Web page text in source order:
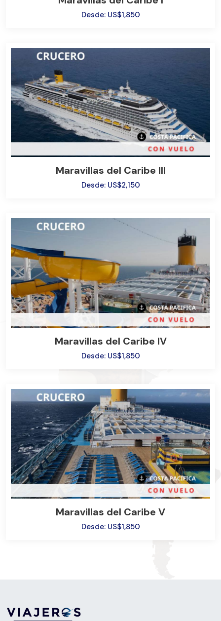
Desde: US$1,850
Maravillas del Caribe III
Desde: US$2,150
Maravillas del Caribe IV
Desde: US$1,850
Maravillas del Caribe V
Desde: US$1,850